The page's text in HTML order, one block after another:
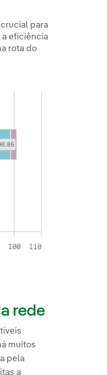
para
a eficiência
rota do
rede
muitos
pela
a